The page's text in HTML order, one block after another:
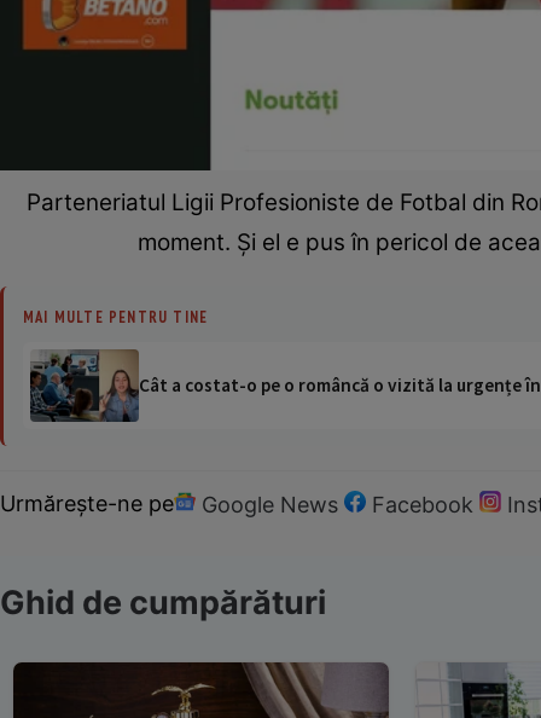
Parteneriatul Ligii Profesioniste de Fotbal din
moment. Şi el e pus în pericol de
MAI MULTE PENTRU TINE
Cât a costat-o pe o româncă o vizită la urgențe
Urmărește-ne pe Google News Facebook
Ghid de cumpărături